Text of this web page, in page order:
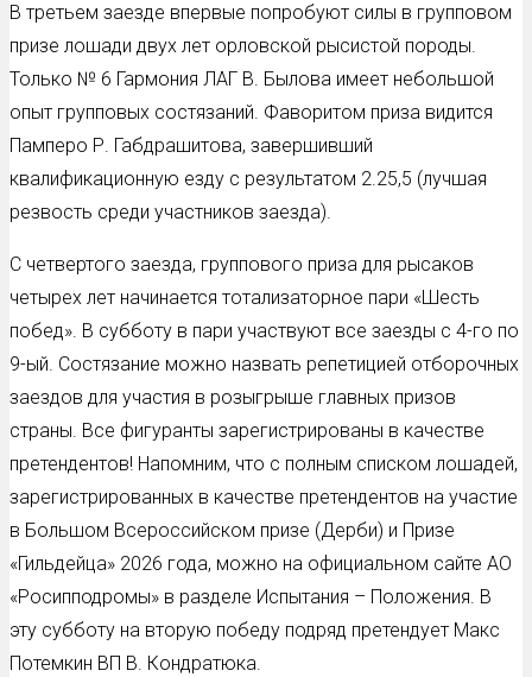
В третьем заезде впервые попробуют силы в групповом
призе лошади двух лет орловской рысистой породы.
Только № 6 Гармония ЛАГ В. Былова имеет небольшой
опыт групповых состязаний. Фаворитом приза видится
Памперо Р. Габдрашитова, завершивший
квалификационную езду с результатом 2.25,5 (лучшая
резвость среди участников заезда).
С четвертого заезда, группового приза для рысаков
четырех лет начинается тотализаторное пари «Шесть
побед». В субботу в пари участвуют все заезды с 4-го по
9-ый. Состязание можно назвать репетицией отборочных
заездов для участия в розыгрыше главных призов
страны. Все фигуранты зарегистрированы в качестве
претендентов! Напомним, что с полным списком лошадей,
зарегистрированных в качестве претендентов на участие
в Большом Всероссийском призе (Дерби) и Призе
«Гильдейца» 2026 года, можно на официальном сайте АО
«Росипподромы» в разделе Испытания – Положения. В
эту субботу на вторую победу подряд претендует Макс
Потемкин ВП В. Кондратюка.